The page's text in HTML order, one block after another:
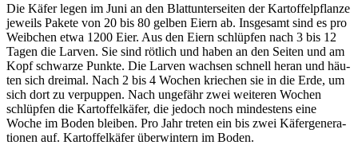
Die Käfer legen im Juni an den Blatt­un­ter­sei­ten der Kar­tof­fel­pflan­ze
jeweils Pake­te von 20 bis 80 gel­ben Eiern ab. Ins­ge­samt sind es pro
Weib­chen etwa 1200 Eier. Aus den Eiern schlüp­fen nach 3 bis 12
Tagen die Lar­ven. Sie sind röt­lich und haben an den Sei­ten und am
Kopf schwar­ze Punk­te. Die Lar­ven wach­sen schnell her­an und häu­
ten sich drei­mal. Nach 2 bis 4 Wochen krie­chen sie in die Erde, um
sich dort zu ver­pup­pen. Nach unge­fähr zwei wei­te­ren Wochen
schlüp­fen die Kar­tof­fel­kä­fer, die jedoch noch min­des­tens eine
Woche im Boden blei­ben. Pro Jahr tre­ten ein bis zwei Käfer­ge­ne­ra­
tio­nen auf. Kar­tof­fel­kä­fer über­win­tern im Boden.